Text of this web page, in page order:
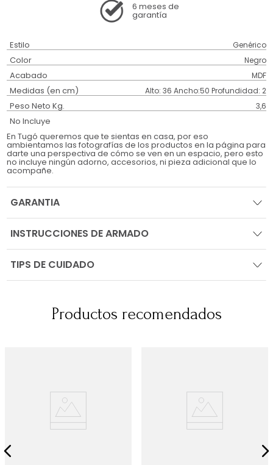
6 meses de
garantía
Estilo Genérico
Color Negro
Acabado MDF
Medidas (en cm) Alto: 36 Ancho:50 Profundidad: 2
Peso Neto Kg. 3,6
No Incluye
En Tugó queremos que te sientas en casa, por eso
ambientamos las fotografías de los productos en la página para
darte una perspectiva de cómo se ven en un espacio, pero esto
no incluye ningún adorno, accesorios, ni pieza adicional que lo
acompañe.
GARANTIA
INSTRUCCIONES DE ARMADO
TIPS DE CUIDADO
Productos recomendados